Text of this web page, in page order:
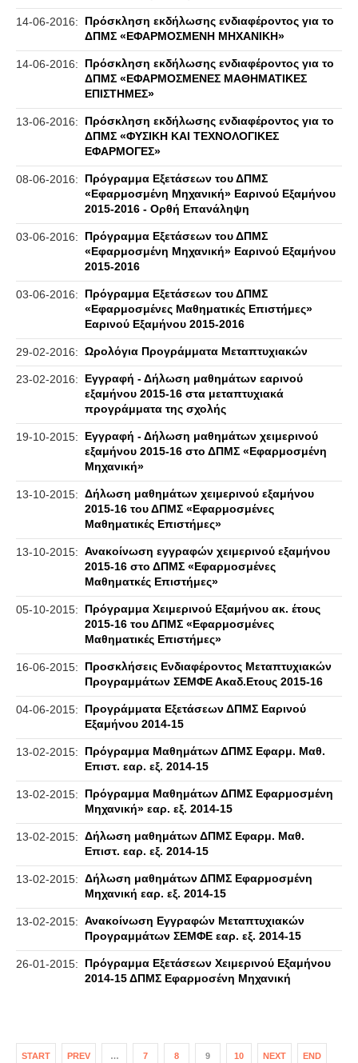
14-06-2016:
Πρόσκληση εκδήλωσης ενδιαφέροντος για το
ΔΠΜΣ «ΕΦΑΡΜΟΣΜΕΝΗ ΜΗΧΑΝΙΚΗ»
14-06-2016:
Πρόσκληση εκδήλωσης ενδιαφέροντος για το
ΔΠΜΣ «ΕΦΑΡΜΟΣΜΕΝΕΣ ΜΑΘΗΜΑΤΙΚΕΣ
ΕΠΙΣΤΗΜΕΣ»
13-06-2016:
Πρόσκληση εκδήλωσης ενδιαφέροντος για το
ΔΠΜΣ «ΦΥΣΙΚΗ ΚΑΙ ΤΕΧΝΟΛΟΓΙΚΕΣ
ΕΦΑΡΜΟΓΕΣ»
08-06-2016:
Πρόγραμμα Εξετάσεων του ΔΠΜΣ
«Εφαρμοσμένη Μηχανική» Εαρινού Εξαμήνου
2015-2016 - Ορθή Επανάληψη
03-06-2016:
Πρόγραμμα Εξετάσεων του ΔΠΜΣ
«Εφαρμοσμένη Μηχανική» Εαρινού Εξαμήνου
2015-2016
03-06-2016:
Πρόγραμμα Εξετάσεων του ΔΠΜΣ
«Εφαρμοσμένες Μαθηματικές Επιστήμες»
Εαρινού Εξαμήνου 2015-2016
29-02-2016: Ωρολόγια Προγράμματα Μεταπτυχιακών
23-02-2016:
Εγγραφή - Δήλωση μαθημάτων εαρινού
εξαμήνου 2015-16 στα μεταπτυχιακά
προγράμματα της σχολής
19-10-2015:
Εγγραφή - Δήλωση μαθημάτων χειμερινού
εξαμήνου 2015-16 στο ΔΠΜΣ «Εφαρμοσμένη
Μηχανική»
13-10-2015: Δήλωση μαθημάτων χειμερινού εξαμήνου
2015-16 του ΔΠΜΣ «Εφαρμοσμένες
Μαθηματικές Επιστήμες»
13-10-2015: Ανακοίνωση εγγραφών χειμερινού εξαμήνου
2015-16 στο ΔΠΜΣ «Εφαρμοσμένες
Μαθηματκές Επιστήμες»
05-10-2015:
Πρόγραμμα Χειμερινού Εξαμήνου ακ. έτους
2015-16 του ΔΠΜΣ «Εφαρμοσμένες
Μαθηματικές Επιστήμες»
16-06-2015:
Προσκλήσεις Ενδιαφέροντος Μεταπτυχιακών
Προγραμμάτων ΣΕΜΦΕ Ακαδ.Ετους 2015-16
04-06-2015:
Προγράμματα Εξετάσεων ΔΠΜΣ Εαρινού
Εξαμήνου 2014-15
13-02-2015:
Πρόγραμμα Μαθημάτων ΔΠΜΣ Εφαρμ. Μαθ.
Επιστ. εαρ. εξ. 2014-15
13-02-2015:
Πρόγραμμα Μαθημάτων ΔΠΜΣ Εφαρμοσμένη
Μηχανική» εαρ. εξ. 2014-15
13-02-2015: Δήλωση μαθημάτων ΔΠΜΣ Εφαρμ. Μαθ.
Επιστ. εαρ. εξ. 2014-15
13-02-2015: Δήλωση μαθημάτων ΔΠΜΣ Εφαρμοσμένη
Μηχανική εαρ. εξ. 2014-15
13-02-2015: Ανακοίνωση Εγγραφών Μεταπτυχιακών
Προγραμμάτων ΣΕΜΦΕ εαρ. εξ. 2014-15
26-01-2015:
Πρόγραμμα Εξετάσεων Χειμερινού Εξαμήνου
2014-15 ΔΠΜΣ Εφαρμοσένη Μηχανική
START PREV … 7 8 9 10 NEXT END